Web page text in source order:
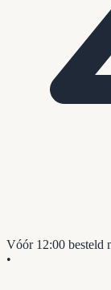
Vóór 12:00 besteld
•